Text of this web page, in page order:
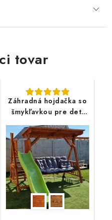
tovar
Záhradná hojdačka so
šmykľavkou pre deti
Máša